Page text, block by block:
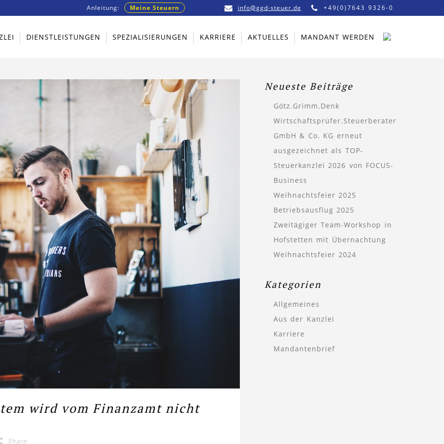
Anleitung: Meine Steuern info@ggd-steuer.de +49(0)7643 9326-0
DIENSTLEISTUNGEN SPEZIALISIERUNGEN KARRIERE AKTUELLES MANDANT WERDEN
wird vom Finanzamt nicht
Share
Neueste Beiträge
Götz.Grimm.Denk
Wirtschaftsprüfer.Steuerberater
GmbH & Co. KG erneut
ausgezeichnet als TOP-
Steuerkanzlei 2026 von FOCUS-
Business
Weihnachtsfeier 2025
Betriebsausflug 2025
Zweitägiger Team-Workshop in
Hofstetten mit Übernachtung
Weihnachtsfeier 2024
Kategorien
Allgemeines
Aus der Kanzlei
Karriere
Mandantenbrief